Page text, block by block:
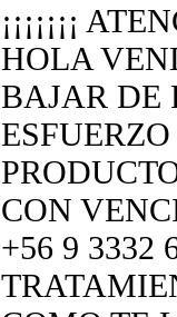
¡¡¡¡¡¡¡
HOLA
BAJAR DE
CON
+56 9 3332